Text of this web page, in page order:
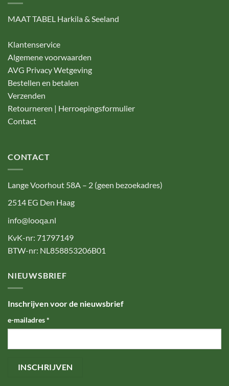
MAAT TABEL Harkila & Seeland
Klantenservice
Algemene voorwaarden
AVG Privacy Wetgeving
Bestellen en betalen
Verzenden
Retourneren | Herroepingsformulier
Contact
CONTACT
Lange Voorhout 58A – 2 (geen bezoekadres)
2514 EG Den Haag
info@looqa.nl
KvK-nr: 71797149
BTW-nr: NL858853206B01
NIEUWSBRIEF
Inschrijven voor de nieuwsbrief
e-mailadres*